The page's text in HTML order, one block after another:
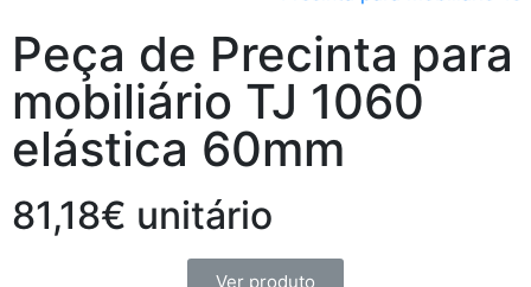
Peça de Precinta para
mobiliário TJ 1060
elástica 60mm
81,18€ unitário
Ver produto